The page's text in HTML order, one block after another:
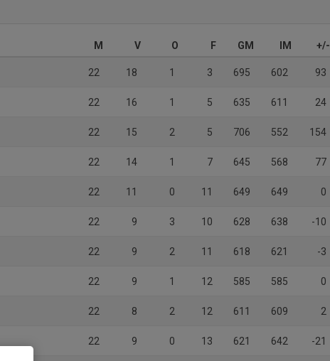
M V O F GM IM +/-
22 18 1 3 695 602 93
22 16 1 5 635 611 24
22 15 2 5 706 552 154
22 14 1 7 645 568 77
22 11 0 11 649 649 0
22 9 3 10 628 638 -10
22 9 2 11 618 621 -3
22 9 1 12 585 585 0
22 8 2 12 611 609 2
22 9 0 13 621 642 -21